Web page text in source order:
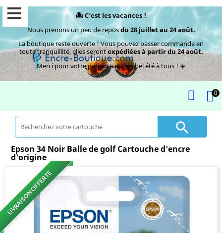
🏝️ C’est les vacances !
Nous prenons un peu de reposdu 28 juillet au 24 août.
La boutique reste ouverte ! Vous pouvez passer commande en
toute tranquillité, elles serontexpédiées à partir du 24 août.
Merci pour votre patience et très bel été à tous ! ☀️
0

Epson 34 Noir Balle de golf Cartouche d'encre
d'origine
LIVRAISON OFFERTE